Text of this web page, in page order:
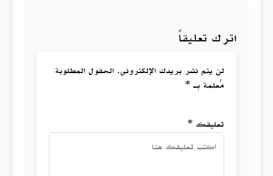
اترك تعليقاً
لن يتم نشر بريدك الإلكتروني. الحقول المطلوبة
مُعلمة بـ *
تعليقك *